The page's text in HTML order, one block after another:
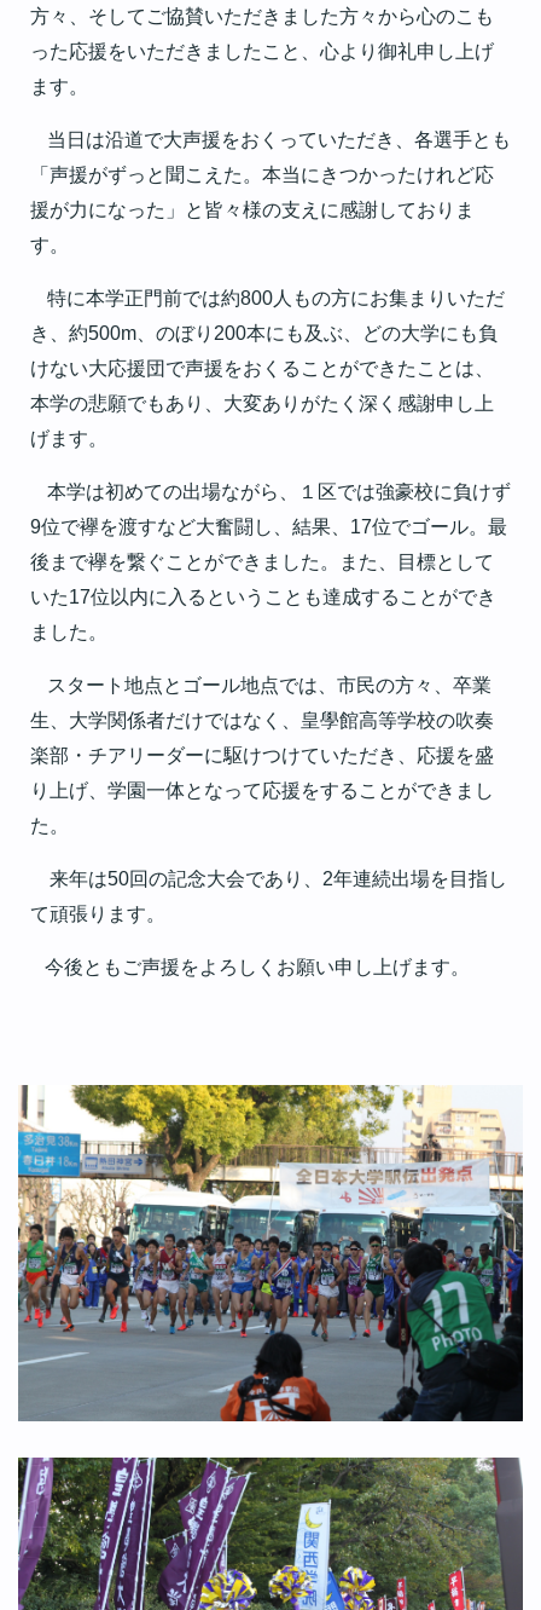
方々、そしてご協賛いただきました方々から心のこも
った応援をいただきましたこと、心より御礼申し上げ
ます。
当日は沿道で大声援をおくっていただき、各選手とも
「声援がずっと聞こえた。本当にきつかったけれど応
援が力になった」と皆々様の支えに感謝しておりま
す。
特に本学正門前では約800人もの方にお集まりいただ
き、約500m、のぼり 200本にも及ぶ、どの大学にも負
けない大応援団で声援をおくることができたことは、
本学の悲願でもあり、大変ありがたく深く感謝申し上
げます。
本学は初めての出場ながら、１区では強豪校に負けず
9位で襷を渡すなど大奮闘し、結果、 17位でゴール。最
後まで襷を繋ぐことができました。また、目標として
いた17位以内に入るということも達成することができ
ました。
スタート地点とゴール地点では、市民の方々、卒業
生、大学関係者だけではなく、皇學館高等学校の吹奏
楽部・チアリーダーに駆けつけていただき、応援を盛
り上げ、学園一体となって応援をすることができまし
た。
来年は50回の記念大会であり、 2年連続出場を目指し
て頑張ります。
今後ともご声援をよろしくお願い申し上げます。